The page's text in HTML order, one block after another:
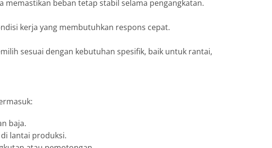
beban tetap stabil selama pengangkatan.
kerja yang membutuhkan respons cepat.
sesuai dengan kebutuhan spesifik, baik untuk rantai,
baja.
lantai produksi.